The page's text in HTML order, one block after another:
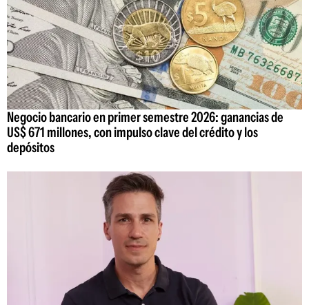
Negocio bancario en primer semestre 2026: ganancias de
US$ 671 millones, con impulso clave del crédito y los
depósitos